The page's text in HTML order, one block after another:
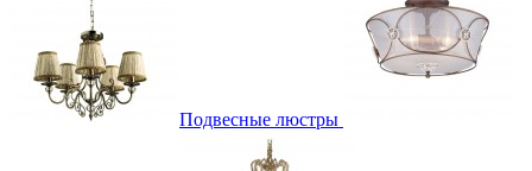
Подвесные люстры